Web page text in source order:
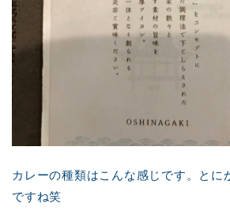
カレーの種類はこんな感じです。とに
ですね笑